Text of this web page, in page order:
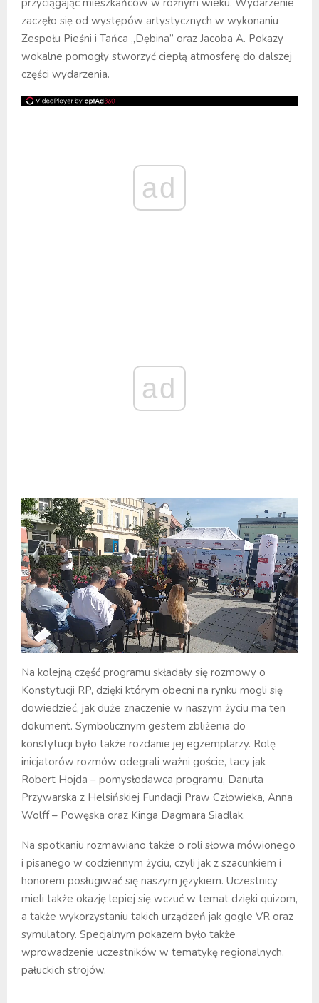
zaczęło się od występów artystycznych w wykonaniu
Zespołu Pieśni i Tańca „Dębina” oraz Jacoba A. Pokazy
wokalne pomogły stworzyć ciepłą atmosferę do dalszej
części wydarzenia.
ad
ad
Na kolejną część programu składały się rozmowy o
Konstytucji RP, dzięki którym obecni na rynku mogli się
dowiedzieć, jak duże znaczenie w naszym życiu ma ten
dokument. Symbolicznym gestem zbliżenia do
konstytucji było także rozdanie jej egzemplarzy. Rolę
inicjatorów rozmów odegrali ważni goście, tacy jak
Robert Hojda – pomysłodawca programu, Danuta
Przywarska z Helsińskiej Fundacji Praw Człowieka, Anna
Wolff – Powęska oraz Kinga Dagmara Siadlak.
Na spotkaniu rozmawiano także o roli słowa mówionego
i pisanego w codziennym życiu, czyli jak z szacunkiem i
honorem posługiwać się naszym językiem. Uczestnicy
mieli także okazję lepiej się wczuć w temat dzięki quizom,
a także wykorzystaniu takich urządzeń jak gogle VR oraz
symulatory. Specjalnym pokazem było także
wprowadzenie uczestników w tematykę regionalnych,
pałuckich strojów.